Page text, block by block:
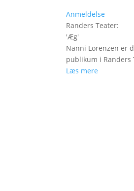
Anmeldelse
Randers Teater:
'Æg'
Nanni Lorenzen er
publikum i Randers
Læs mere